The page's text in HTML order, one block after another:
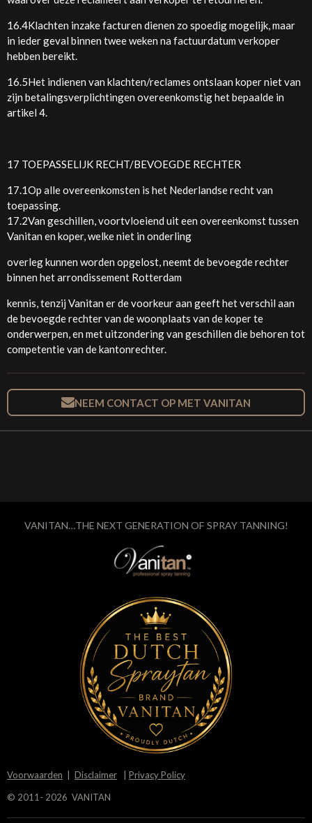
16.4Klachten inzake facturen dienen zo spoedig mogelijk, maar
in ieder geval binnen twee weken na factuurdatum verkoper
hebben bereikt.
16.5Het indienen van klachten/reclames ontslaan koper niet van
zijn betalingsverplichtingen overeenkomstig het bepaalde in
artikel 4.
17 TOEPASSELIJK RECHT/BEVOEGDE RECHTER
17.1Op alle overeenkomsten is het Nederlandse recht van
toepassing.
17.2Van geschillen, voortvloeiend uit een overeenkomst tussen
Vanitan en koper, welke niet in onderling
overleg kunnen worden opgelost, neemt de bevoegde rechter
binnen het arrondissement Rotterdam
kennis, tenzij Vanitan er de voorkeur aan geeft het verschil aan
de bevoegde rechter van de woonplaats van de koper te
onderwerpen, en met uitzondering van geschillen die behoren tot
competentie van de kantonrechter.
NEEM CONTACT OP MET VANITAN
VANITAN…THE NEXT GENERATION OF SPRAY TANNING!
Voorwaarden Disclaimer
Privacy Policy
© 2011- 2026 VANITAN